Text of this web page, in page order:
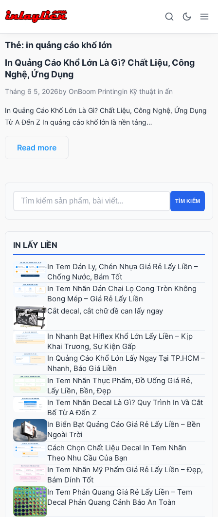
Thẻ: in quảng cáo khổ lớn
In Quảng Cáo Khổ Lớn Là Gì? Chất Liệu, Công
Nghệ, Ứng Dụng
Tháng 6 5, 2026by OnBoom Printingin Kỹ thuật in ấn
In Quảng Cáo Khổ Lớn Là Gì? Chất Liệu, Công Nghệ, Ứng Dụng
Từ A Đến Z In quảng cáo khổ lớn là nền tảng…
Read more
TÌM KIẾM
IN LẤY LIỀN
In Tem Dán Ly, Chén Nhựa Giá Rẻ Lấy Liền –
Chống Nước, Bám Tốt
In Tem Nhãn Dán Chai Lọ Cong Tròn Không
Bong Mép – Giá Rẻ Lấy Liền
Cắt decal, cắt chữ đề can lấy ngay
In Nhanh Bạt Hiflex Khổ Lớn Lấy Liền – Kịp
Khai Trương, Sự Kiện Gấp
In Quảng Cáo Khổ Lớn Lấy Ngay Tại TP.HCM –
Nhanh, Báo Giá Liền
In Tem Nhãn Thực Phẩm, Đồ Uống Giá Rẻ,
Lấy Liền, Bền, Đẹp
In Tem Nhãn Decal Là Gì? Quy Trình In Và Cắt
Bế Từ A Đến Z
In Biển Bạt Quảng Cáo Giá Rẻ Lấy Liền – Bền
Ngoài Trời
Cách Chọn Chất Liệu Decal In Tem Nhãn
Theo Nhu Cầu Của Bạn
In Tem Nhãn Mỹ Phẩm Giá Rẻ Lấy Liền – Đẹp,
Bám Dính Tốt
In Tem Phản Quang Giá Rẻ Lấy Liền – Tem
Decal Phản Quang Cảnh Báo An Toàn